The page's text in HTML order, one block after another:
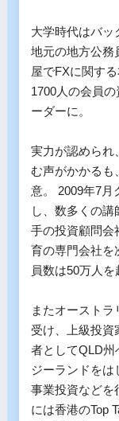
大学時代はバッ
地元の地方公務
屋でFXに関す
1700人の会員
ーダーに。
実力が認められ
む声がかかるも
意。 2009年7月
し、数多くの
手の投資顧問会
育の専門会社を
員数は50万人を
またオースト
受け、上級投資
者としてQLD州
ジーランドをは
事業投資などを
には香港のTop